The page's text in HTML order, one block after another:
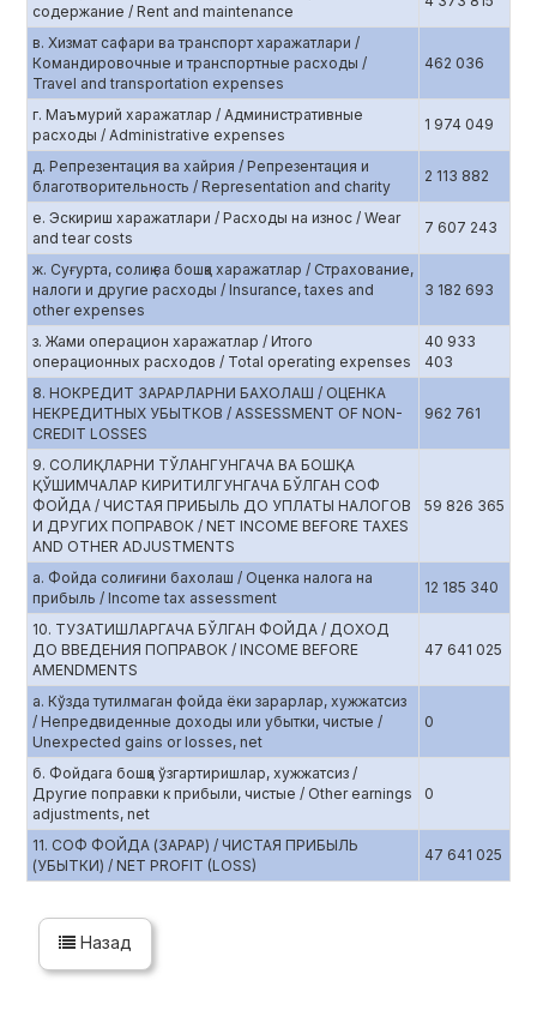
содержание / Rent and maintenance
в. Хизмат сафари ва транспорт харажатлари /
Командировочные и транспортные расходы /
Travel and transportation expenses
462 036
г. Маъмурий харажатлар / Административные
расходы / Administrative expenses
1 974 049
д. Репрезентация ва хайрия / Репрезентация и
благотворительность / Representation and charity
2 113 882
е. Эскириш харажатлари / Расходы на износ / Wear
and tear costs
7 607 243
ж. Суғурта, солиқ ва бошқа харажатлар / Страхование,
налоги и другие расходы / Insurance, taxes and
other expenses
3 182 693
з. Жами операцион харажатлар / Итого
операционных расходов / Total operating expenses
40 933
403
8. НОКРЕДИТ ЗАРАРЛАРНИ БАХОЛАШ / ОЦЕНКА
НЕКРЕДИТНЫХ УБЫТКОВ / ASSESSMENT OF NON-
CREDIT LOSSES
962 761
9. СОЛИҚЛАРНИ ТЎЛАНГУНГАЧА ВА БОШҚА
ҚЎШИМЧАЛАР КИРИТИЛГУНГАЧА БЎЛГАН СОФ
ФОЙДА / ЧИСТАЯ ПРИБЫЛЬ ДО УПЛАТЫ НАЛОГОВ
И ДРУГИХ ПОПРАВОК / NET INCOME BEFORE TAXES
AND OTHER ADJUSTMENTS
59 826 365
а. Фойда солиғини бахолаш / Оценка налога на
прибыль / Income tax assessment
12 185 340
10. ТУЗАТИШЛАРГАЧА БЎЛГАН ФОЙДА / ДОХОД
ДО ВВЕДЕНИЯ ПОПРАВОК / INCOME BEFORE
AMENDMENTS
47 641 025
а. Кўзда тутилмаган фойда ёки зарарлар, хужжатсиз
/ Непредвиденные доходы или убытки, чистые /
Unexpected gains or losses, net
0
б. Фойдага бошқа ўзгартиришлар, хужжатсиз /
Другие поправки к прибыли, чистые / Other earnings
adjustments, net
0
11. СОФ ФОЙДА (ЗАРАР) / ЧИСТАЯ ПРИБЫЛЬ
(УБЫТКИ) / NET PROFIT (LOSS)
47 641 025
Назад